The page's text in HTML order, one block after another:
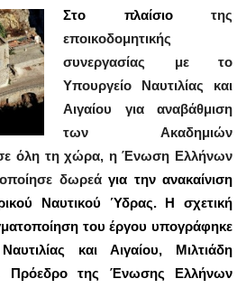
Στο πλαίσιο της
εποικοδομητικής
συνεργασίας με το
Υπουργείο Ναυτιλίας και
Αιγαίου για αναβάθμιση
των Ακαδημιών
όλη τη χώρα, η Ένωση Ελλήνων
δωρεάγια την ανακαίνιση
Ναυτικού Ύδρας. Η σχετική
του έργου υπογράφηκε
και Αιγαίου, Μιλτιάδη
Πρόεδρο
της Ένωσης Ελλήνων